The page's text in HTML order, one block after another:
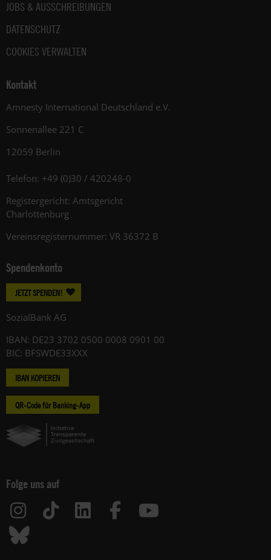
JOBS & AUSSCHREIBUNGEN
DATENSCHUTZ
COOKIES VERWALTEN
Kontakt
Amnesty International Deutschland e.V.
Sonnenallee 221 C
12059 Berlin
Telefon: +49 (0)30 / 420248-0
Registergericht: Amtsgericht
Charlottenburg
Vereinsregisternummer: VR 36372 B
Spendenkonto
JETZT SPENDEN!
SozialBank AG
IBAN: DE23 3702 0500 0008 0901 00
BIC: BFSWDE33XXX
IBAN KOPIEREN
QR-Code für Banking-App
Folge uns auf